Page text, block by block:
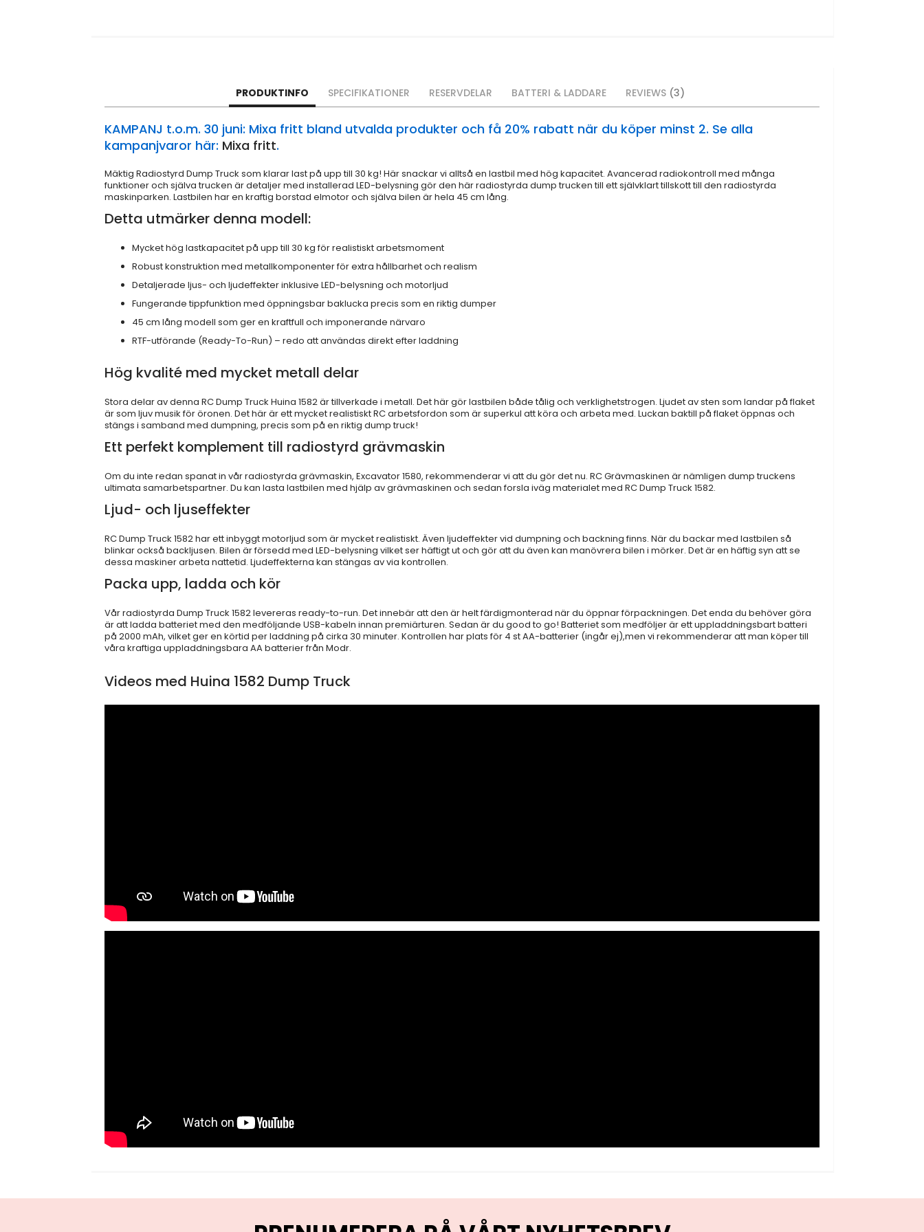
PRODUKTINFO
KAMPANJ t.o.m. 30 juni: Mixa fritt bland utvalda produkter och få 20% rabatt när du köper minst 2. Se alla
kampanjvaror här: Mixa fritt.
Mäktig Radiostyrd Dump Truck som klarar last på upp till 30 kg! Här snackar vi alltså en lastbil med hög kapacitet. Avancerad radiokontroll med många
funktioner och själva trucken är detaljer med installerad LED-belysning gör den här radiostyrda dump trucken till ett självklart tillskott till den radiostyrda
maskinparken. Lastbilen har en kraftig borstad elmotor och själva bilen är hela 45 cm lång.
Detta utmärker denna modell:
Mycket hög lastkapacitet på upp till 30 kg för realistiskt arbetsmoment
Robust konstruktion med metallkomponenter för extra hållbarhet och realism
Detaljerade ljus- och ljudeffekter inklusive LED-belysning och motorljud
Fungerande tippfunktion med öppningsbar baklucka precis som en riktig dumper
45 cm lång modell som ger en kraftfull och imponerande närvaro
RTF-utförande (Ready-To-Run) – redo att användas direkt efter laddning
Hög kvalité med mycket metall delar
Stora delar av denna RC Dump Truck Huina 1582 är tillverkade i metall. Det här gör lastbilen både tålig och verklighetstrogen. Ljudet av sten som landar på flaket
är som ljuv musik för öronen. Det här är ett mycket realistiskt RC arbetsfordon som är superkul att köra och arbeta med. Luckan baktill på flaket öppnas och
stängs i samband med dumpning, precis som på en riktig dump truck!
Ett perfekt komplement till radiostyrd grävmaskin
Om du inte redan spanat in vår radiostyrda grävmaskin, Excavator 1580, rekommenderar vi att du gör det nu. RC Grävmaskinen är nämligen dump truckens
ultimata samarbetspartner. Du kan lasta lastbilen med hjälp av grävmaskinen och sedan forsla iväg materialet med RC Dump Truck 1582.
Ljud- och ljuseffekter
RC Dump Truck 1582 har ett inbyggt motorljud som är mycket realistiskt. Även ljudeffekter vid dumpning och backning finns. När du backar med lastbilen så
blinkar också backljusen. Bilen är försedd med LED-belysning vilket ser häftigt ut och gör att du även kan manövrera bilen i mörker. Det är en häftig syn att se
dessa maskiner arbeta nattetid. Ljudeffekterna kan stängas av via kontrollen.
Packa upp, ladda och kör
Vår radiostyrda Dump Truck 1582 levereras ready-to-run. Det innebär att den är helt färdigmonterad när du öppnar förpackningen. Det enda du behöver göra
är att ladda batteriet med den medföljande USB-kabeln innan premiärturen. Sedan är du good to go! Batteriet som medföljer är ett uppladdningsbart batteri
på 2000 mAh, vilket ger en körtid per laddning på cirka 30 minuter. Kontrollen har plats för 4 st AA-batterier (ingår ej),men vi rekommenderar att man köper till
våra kraftiga uppladdningsbara AA batterier från Modr.
Videos med Huina 1582 Dump Truck
SPECIFIKATIONER RESERVDELAR BATTERI & LADDARE REVIEWS 3